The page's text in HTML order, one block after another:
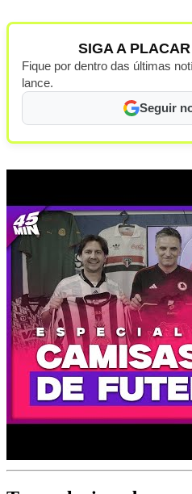
SIGA A
Fique por dentro das últimas
lance.
Seguir